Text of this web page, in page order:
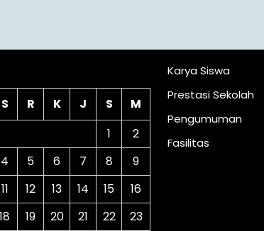
S R K J S
M
1
2
4 5 6 7 8
9
11 12 13 14 15
16
18 19 20 21 22 23
Karya Siswa
Prestasi Sekolah
Pengumuman
Fasilitas